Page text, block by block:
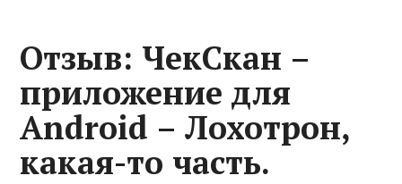
Отзыв: ЧекСкан –
приложение для
Android – Лохотрон,
какая-то часть.